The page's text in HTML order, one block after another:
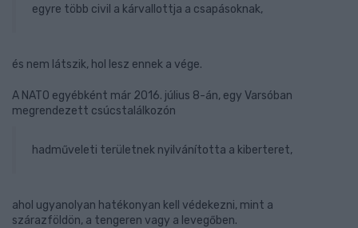
egyre több civil a kárvallottja a csapásoknak,
és nem látszik, hol lesz ennek a vége.
A NATO egyébként már 2016. július 8-án, egy Varsóban
megrendezett csúcstalálkozón
hadműveleti területnek nyilvánította a kiberteret,
ahol ugyanolyan hatékonyan kell védekezni, mint a
szárazföldön, a tengeren vagy a levegőben.